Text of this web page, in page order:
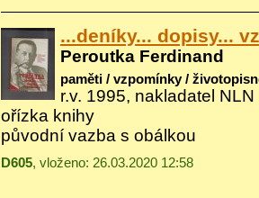
...deníky... dopisy...
Peroutka Ferdinand
paměti / vzpomínky /
r.v. 1995, nakladatel
ořízka knihy
původní vazba s obálkou
D605, vloženo: 26.03.2020 12:58